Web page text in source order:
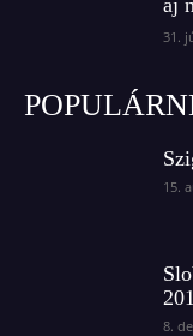
31.
15.
8.